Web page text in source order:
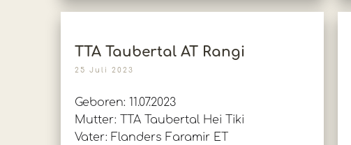
TTA Taubertal AT Rangi
25 Juli 2023
Geboren: 11.07.2023
Mutter: TTA Taubertal Hei Tiki
Vater: Flanders Faramir ET